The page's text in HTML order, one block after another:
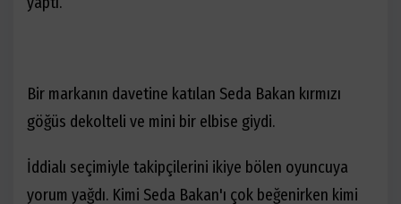
Bir markanın davetine katılan Seda Bakan kırmızı
göğüs dekolteli ve mini bir elbise giydi.
İddialı seçimiyle takipçilerini ikiye bölen oyuncuya
yorum yağdı. Kimi Seda Bakan'ı çok beğenirken kimi